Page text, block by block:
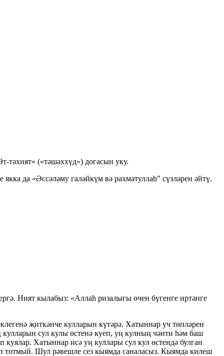
т-тәхият» («тәшәххүд») догасын уку.
да «Әссәләму галәйкүм вә рахмәтуллаһ" сүзләрен әйтү.
Ният кылабыз: «Аллаһ ризалыгы өчен бүгенге иртәнге
җиткәнче кулларын күтәрә. Хатыннар уч төпләрен
сул кулы өстенә куеп, уң кулның чәнти һәм баш
Хатыннар исә уң куллары сул кул өстендә булган
тотмый. Шул рәвешле сез кыямда саналасыз. Кыямда килеш